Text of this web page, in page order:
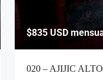
$835 USD
020 – AJIJIC